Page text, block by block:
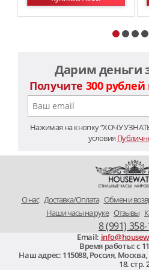
Дарим деньги
Получите 300 рублей
Нажимая на кнопку “ХОЧУ
условия
O нас Доставка/Оплата Обмен и
Наши часы на руке Отзывы
8 (991)
Email:
Время работы: c
Наш адрес: 115088, Россия, Москва
18. стр.